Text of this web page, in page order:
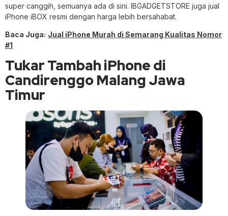
super canggih, semuanya ada di sini. IBGADGETSTORE juga jual
iPhone iBOX resmi dengan harga lebih bersahabat.
Baca Juga: Jual iPhone Murah di Semarang Kualitas Nomor
#1
Tukar Tambah iPhone di
Candirenggo Malang Jawa
Timur